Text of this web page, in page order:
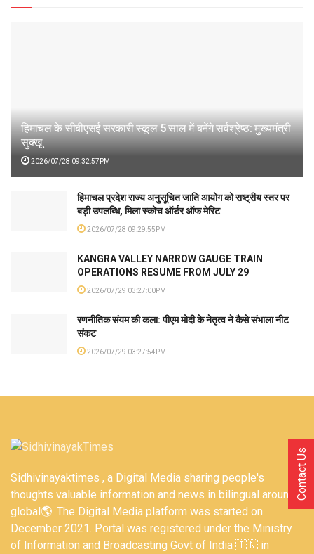
हिमाचल के सीबीएसई सरकारी स्कूल 5 साल में बनेंगे सर्वश्रेष्ठ: मुख्यमंत्री
सुक्खू
2026/07/28 09:32:57PM
हिमाचल प्रदेश राज्य अनुसूचित जाति आयोग को राष्ट्रीय स्तर पर
बड़ी उपलब्धि, मिला स्कोच ऑर्डर ऑफ मेरिट
2026/07/28 09:29:55PM
KANGRA VALLEY NARROW GAUGE TRAIN
OPERATIONS RESUME FROM JULY 29
2026/07/29 03:27:00PM
रणनीतिक संयम की कला: पीएम मोदी के नेतृत्व ने कैसे संभाला नीट
संकट
2026/07/29 03:27:54PM
Sidhivinayaktimes , a Digital Media sharing people's
thoughts valuable information and news in bilingual around
global🌎. The Digital Media platform was started on
December 2021. Portal was registered under the Ministry
of Information and Broadcasting Govt of India 🇮🇳 in
Contact Us